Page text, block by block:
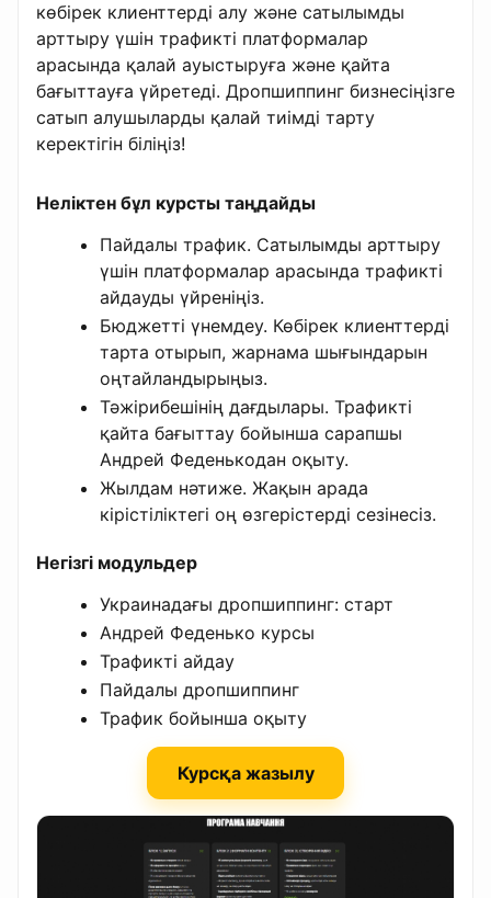
көбірек клиенттерді алу және сатылымды
арттыру үшін трафикті платформалар
арасында қалай ауыстыруға және қайта
бағыттауға үйретеді. Дропшиппинг бизнесіңізге
сатып алушыларды қалай тиімді тарту
керектігін біліңіз!
Неліктен бұл курсты таңдайды
Пайдалы трафик. Сатылымды арттыру
үшін платформалар арасында трафикті
айдауды үйреніңіз.
Бюджетті үнемдеу. Көбірек клиенттерді
тарта отырып, жарнама шығындарын
оңтайландырыңыз.
Тәжірибешінің дағдылары. Трафикті
қайта бағыттау бойынша сарапшы
Андрей Феденькодан оқыту.
Жылдам нәтиже. Жақын арада
кірістіліктегі оң өзгерістерді сезінесіз.
Негізгі модульдер
Украинадағы дропшиппинг: старт
Андрей Феденько курсы
Трафикті айдау
Пайдалы дропшиппинг
Трафик бойынша оқыту
Курсқа жазылу